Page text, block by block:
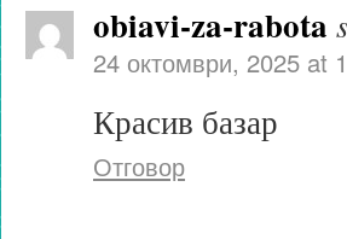
obiavi-za-rabota
24 октомври, 2025 at
Красив базар
Отговор